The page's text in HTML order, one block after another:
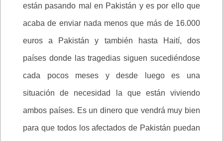
están pasando mal en Pakistán y es por ello que
acaba de enviar nada menos que más de 16.000
euros a Pakistán y también hasta Haití, dos
países donde las tragedias siguen sucediéndose
cada pocos meses y desde luego es una
situación de necesidad la que están viviendo
ambos países. Es un dinero que vendrá muy bien
para que todos los afectados de Pakistán puedan